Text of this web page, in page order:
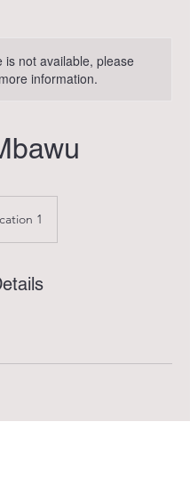
is not available, please
information.
1